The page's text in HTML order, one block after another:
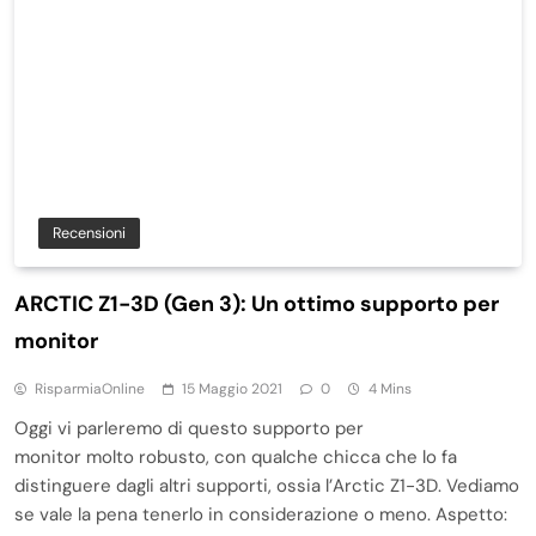
Recensioni
ARCTIC Z1-3D (Gen 3): Un ottimo supporto per
monitor
RisparmiaOnline 15 Maggio 2021 0 4 Mins
Oggi vi parleremo di questo supporto per
monitor molto robusto, con qualche chicca che lo fa
distinguere dagli altri supporti, ossia l’Arctic Z1-3D. Vediamo
se vale la pena tenerlo in considerazione o meno. Aspetto: